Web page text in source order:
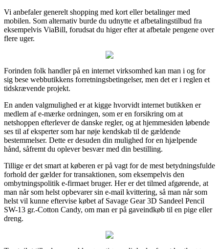
Vi anbefaler generelt shopping med kort eller betalinger med
mobilen. Som alternativ burde du udnytte et afbetalingstilbud fra
eksempelvis ViaBill, forudsat du higer efter at afbetale pengene over
flere uger.
Forinden folk handler på en internet virksomhed kan man i og for
sig bese webbutikkens forretningsbetingelser, men det er i reglen et
tidskrævende projekt.
En anden valgmulighed er at kigge hvorvidt internet butikken er
medlem af e-mærke ordningen, som er en forsikring om at
netshoppen efterlever de danske regler, og at hjemmesiden løbende
ses til af eksperter som har nøje kendskab til de gældende
bestemmelser. Dette er desuden din mulighed for en hjælpende
hånd, såfremt du oplever besvær med din bestilling.
Tillige er det smart at køberen er på vagt for de mest betydningsfulde
forhold der gælder for transaktionen, som eksempelvis den
ombytningspolitik e-firmaet bruger. Her er det tilmed afgørende, at
man når som helst opbevarer sin e-mail kvittering, så man når som
helst vil kunne eftervise købet af Savage Gear 3D Sandeel Pencil
SW-13 gr.-Cotton Candy, om man er på gaveindkøb til en pige eller
dreng.